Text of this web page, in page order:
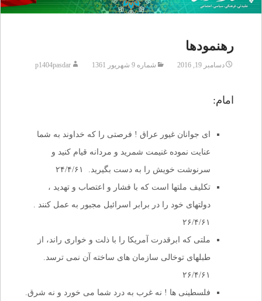
رهنمودها
دسامبر 19, 2016 شماره 9 شهریور 1361 p1404pasdar
امام:
ای جوانان غیور عراق ! فرصتی را که خداوند به شما
عنایت نموده غنیمت شمرید و مردانه قیام کنید و
سرنوشت خویش را به دست بگیرید. ۲۴/۴/۶۱
تکلیف ملتها است که با فشار و اعتصاب و تهدید ،
دولتهای خود را در برابر اسرائیل مجبور به عمل کنند .
۲۶/۴/۶۱
ملتی که ابرقدرت آمریکا را با ذلت و خواری راند، از
طبلهای توخالی سازمان های ساخته آن نمی ترسد.
۲۶/۴/۶۱
فلسطینی ها ! نه غرب به درد شما می خورد و نه شرق.